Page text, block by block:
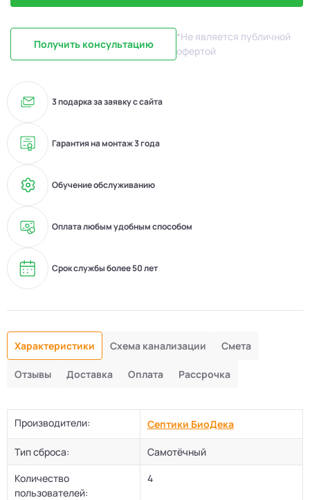
Получить консультацию
*Не является публичной
офертой
3 подарка за заявку с сайта
Гарантия на монтаж 3 года
Обучение обслуживанию
Оплата любым удобным способом
Срок службы более 50 лет
Характеристики Схема канализации Смета
Отзывы Доставка Оплата Рассрочка
Производители: Септики БиоДека
Тип сброса:
Самотёчный
Количество
пользователей:
4